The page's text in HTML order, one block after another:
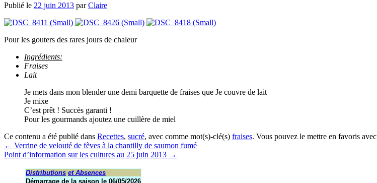
Publié le 22 juin 2013 par Claire
Pour les gouters des rares jours de chaleur
Ingrédients:
Fraises
Lait
Je mets dans mon blender une demi barquette de fraises que Je couvre de lait
Je mixe
C’est prêt ! Succès garanti !
Pour les gourmands ajoutez une cuillère de miel
Ce contenu a été publié dans Recettes, sucré, avec comme mot(s)-clé(s) fraises. Vous pouvez le mettre en favoris avec
← Verrine de velouté de fèves à la chantilly de saumon fumé
Point d’information sur les cultures au 25 juin 2013 →
Distributions et Absences
Démarrage de la saison le 06/05/2026